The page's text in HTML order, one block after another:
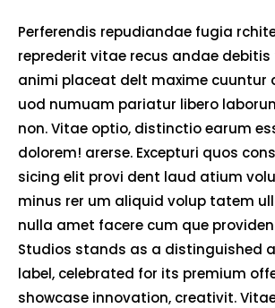
Perferendis repudiandae fugia
reprederit vitae recus andae
animi placeat delt maxime cuuntur
uod numuam pariatur libero
non. Vitae optio, distinctio earum
dolorem! arerse. Excepturi quos
sicing elit provi dent laud atium
minus rer um aliquid volup tatem
nulla amet facere cum que
Studios stands as a distinguished
label, celebrated for its premium
showcase innovation, creativit.